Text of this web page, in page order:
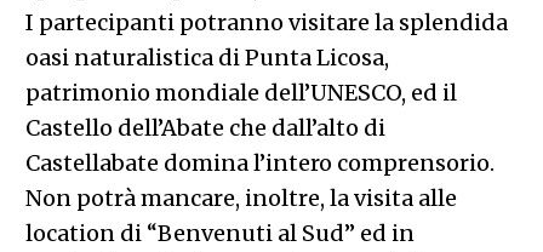
I partecipanti potranno visitare la splendida
oasi naturalistica di Punta Licosa,
patrimonio mondiale dell’UNESCO, ed il
Castello dell’Abate che dall’alto di
Castellabate domina l’intero comprensorio.
Non potrà mancare, inoltre, la visita alle
location di “Benvenuti al Sud” ed in